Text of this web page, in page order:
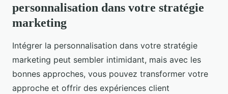
personnalisation dans votre stratégie
marketing
Intégrer la personnalisation dans votre stratégie
marketing peut sembler intimidant, mais avec les
bonnes approches, vous pouvez transformer votre
approche et offrir des expériences client